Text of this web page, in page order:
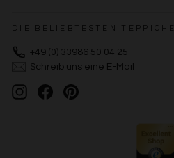
DIE BELIEBTESTEN TEPPICHE
+49 (0) 33986 50 04 25
Schreib uns eine E-Mail
InstagramFacebookPinterest